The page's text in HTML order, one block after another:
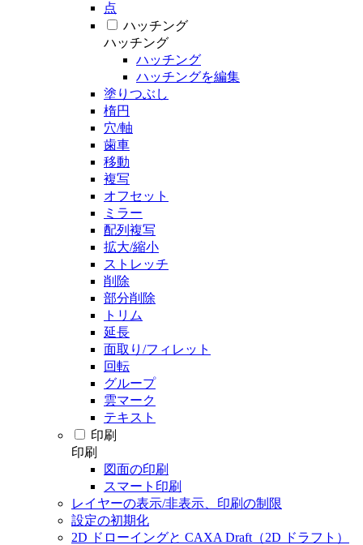
点
ハッチング
ハッチング
ハッチング
ハッチングを編集
塗りつぶし
楕円
穴/軸
歯車
移動
複写
オフセット
ミラー
配列複写
拡大/縮小
ストレッチ
削除
部分削除
トリム
延長
面取り/フィレット
回転
グループ
雲マーク
テキスト
印刷
印刷
図面の印刷
スマート印刷
レイヤーの表示/非表示、印刷の制限
設定の初期化
2D ドローイングと CAXA Draft（2D ドラフト）